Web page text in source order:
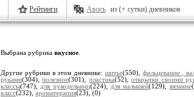
Рейтинги Авось из (+ сутки) дневников
Выбрана рубрика вкусное
Другие рубрики в этом дневнике: шитье(550), фильцевание ,
руками(304),полезное(301), пластика(52),открытки своими
классы(747), для рукодельниц(224), для малышей(129), вязание
класс(232), ароматерапия(23), (0)